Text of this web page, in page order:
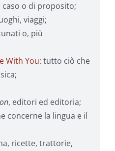
o di proposito;
viaggi;
o, più
With You: tutto ciò che
, editori ed editoria;
concerne la lingua e il
ricette, trattorie,